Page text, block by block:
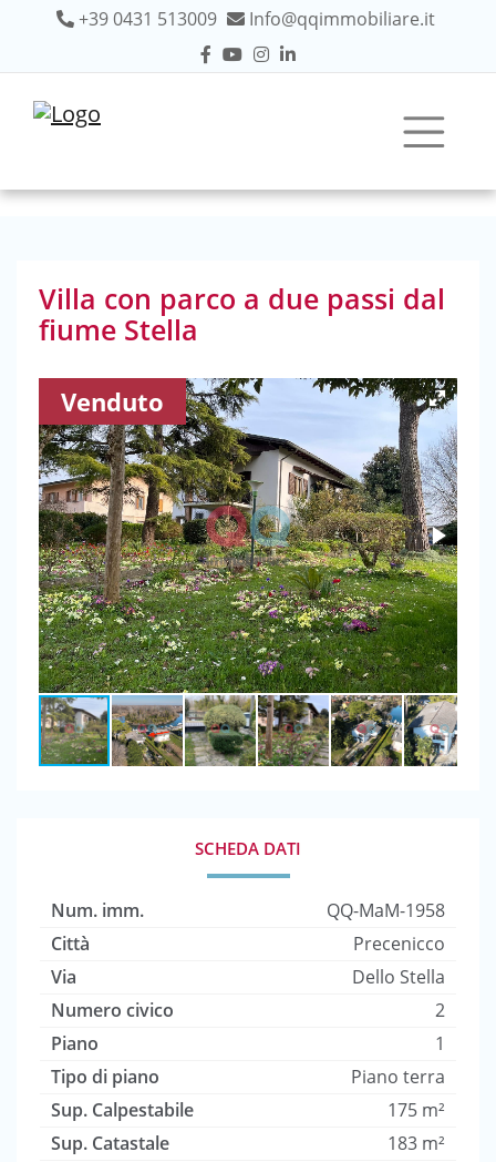
+39 0431 513009 Info@qqimmobiliare.it
Villa con parco a due passi dal
fiume Stella
Venduto
SCHEDA DATI
Num. imm.
QQ-MaM-1958
Città
Precenicco
Via
Dello Stella
Numero civico
2
Piano
1
Tipo di piano
Piano terra
Sup. Calpestabile
175 m²
Sup. Catastale
183 m²